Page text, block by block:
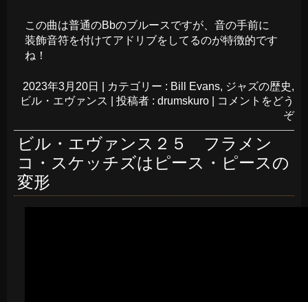
この曲は普通のBbのブルースですが、音の手前に
装飾音符を付けてアドリブをしてるのが特徴的です
ね！
2023年3月20日 カテゴリー : Bill Evans, ジャズの歴史,
ビル・エヴァンス
投稿者 : drumskuro
コメントをどう
ぞ
ビル・エヴァンス２５ フラメン
コ・スケッチズはピース・ピースの
変形